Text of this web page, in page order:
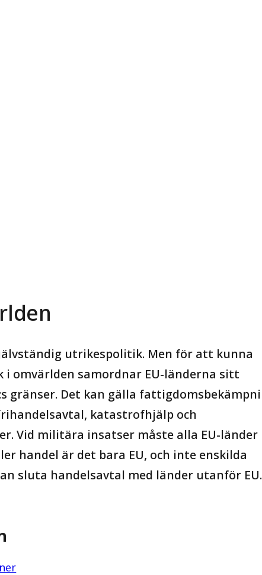
utrikespolitik. Men för att kunna
omvärlden samordnar EU-länderna sitt
gränser. Det kan gälla
katastrofhjälp och
Vid militära insatser måste alla EU-länder
handel är det bara EU, och inte enskilda
sluta handelsavtal med länder utanför EU.